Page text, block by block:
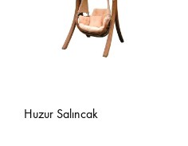
Huzur Salıncak